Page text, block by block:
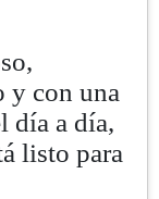
y con una
día a día,
listo para